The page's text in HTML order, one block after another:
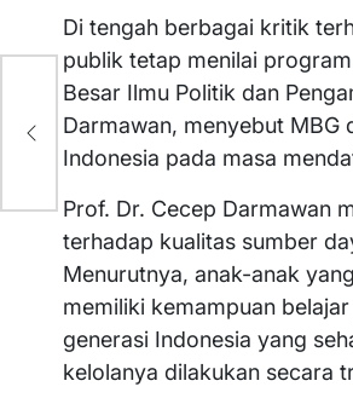
Di tengah berbagai kritik
publik tetap menilai
Besar Ilmu Politik dan
Darmawan, menyebut MBG
Indonesia pada masa
Prof. Dr. Cecep Darmawan
terhadap kualitas sumber
Menurutnya, anak-anak
memiliki kemampuan
generasi Indonesia yang
kelolanya dilakukan secara